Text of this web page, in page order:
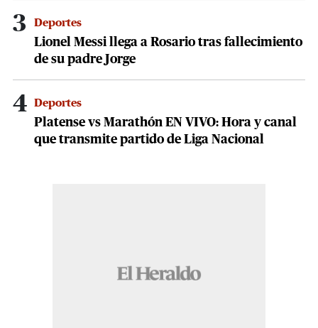
3 Deportes
Lionel Messi llega a Rosario tras fallecimiento
de su padre Jorge
4 Deportes
Platense vs Marathón EN VIVO: Hora y canal
que transmite partido de Liga Nacional